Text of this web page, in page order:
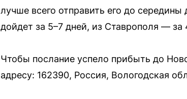
лучше всего отправить его до
дойдет за 5–7 дней, из Ставрополя —
Чтобы послание успело прибыть до
адресу: 162390, Россия, Вологодская